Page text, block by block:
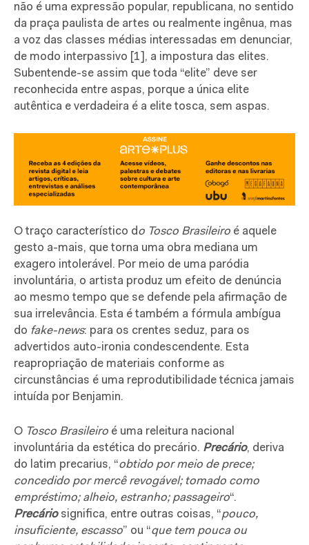
não é uma expressão popular, republicana, no sentido
da praça paulista de artes ou realmente ingênua, mas
a voz das classes médias interessadas em denunciar,
de modo interpassivo [1], a impostura das elites.
Subentende-se assim que toda “elite” deve ser
reconhecida entre aspas, porque a única elite
autêntica e verdadeira é a elite tosca, sem aspas.
O traço característico do Tosco Brasileiro é aquele
gesto a-mais, que torna uma obra mediana um
exagero intolerável. Por meio de uma paródia
involuntária, o artista produz um efeito de denúncia
ao mesmo tempo que se defende pela afirmação de
sua irrelevância. Esta é também a fórmula ambígua
do fake-news: para os crentes seduz, para os
advertidos auto-ironia condescendente. Esta
reapropriação de materiais conforme as
circunstâncias é uma reprodutibilidade técnica jamais
intuída por Benjamin.
O Tosco Brasileiro é uma releitura nacional
involuntária da estética do precário. Precário, deriva
do latim precarius, “obtido por meio de prece;
concedido por mercê revogável; tomado como
empréstimo; alheio, estranho; passageiro“.
Precáriosignifica, entre outras coisas, “pouco,
insuficiente, escasso” ou “que tem pouca ou